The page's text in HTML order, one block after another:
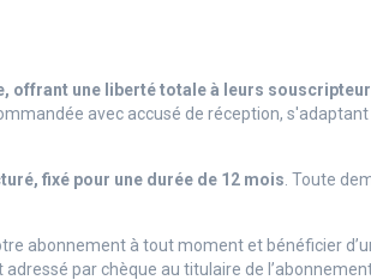
offrant une liberté totale à leurs
avec accusé de réception,
fixé pour une durée de 12 mois . Toute
abonnement à tout moment et bénéficier
par chèque au titulaire de